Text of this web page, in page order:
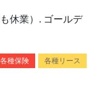
休業）. ゴールデ
各種保険 各種リース